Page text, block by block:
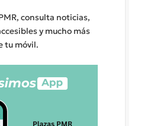
consulta noticias,
y mucho más
tu móvil.